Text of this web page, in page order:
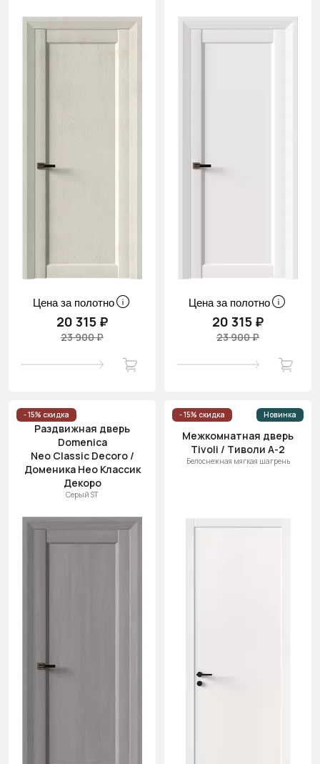
Цена за полотно
20 315 ₽
23 900 ₽
Цена за полотно
20 315 ₽
23 900 ₽
- 15% скидка
Раздвижная дверь
Domenica
Neo Classic Decoro /
Доменика Нео Классик
Декоро
Серый ST
- 15% скидка Новинка
Межкомнатная дверь
Tivoli / Тиволи А-2
Белоснежная мягкая шагрень